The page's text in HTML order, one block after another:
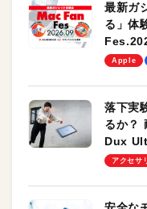
最新ガ
る」体
します
Apple
落下実
るか？
Dux
のモバ
アクセサ